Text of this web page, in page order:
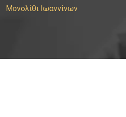
Μονολίθι Ιωαννίνων